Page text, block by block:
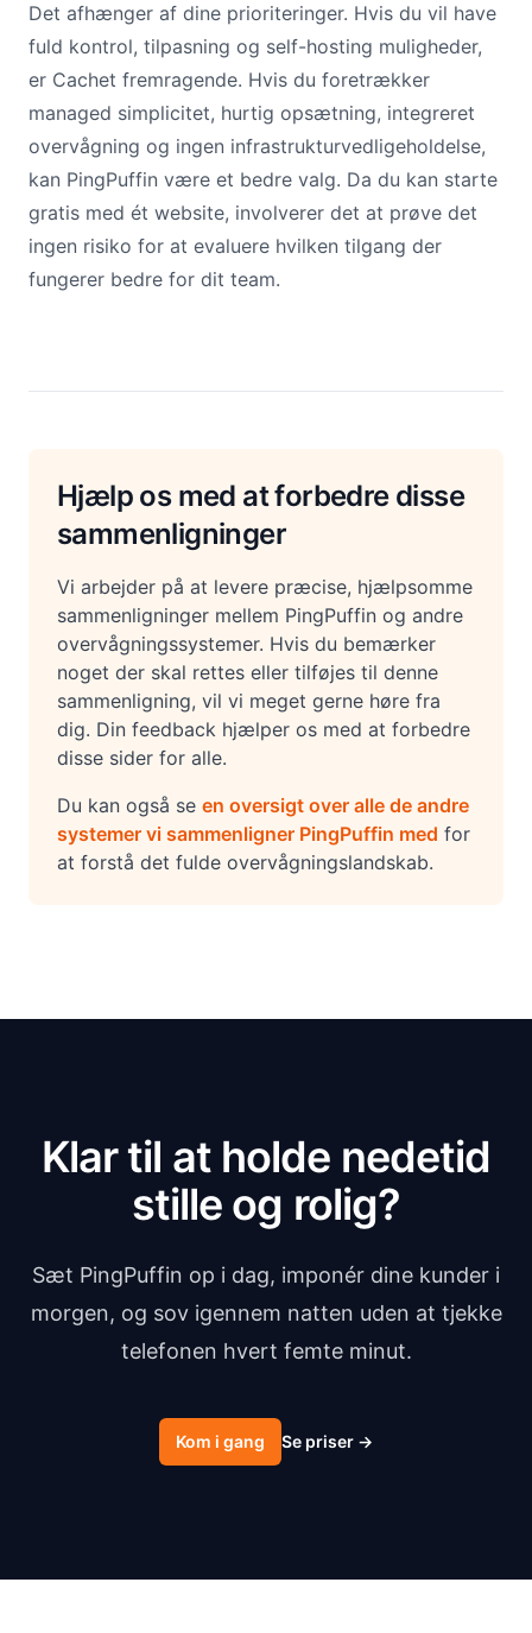
Det afhænger af dine prioriteringer. Hvis du vil have
fuld kontrol, tilpasning og self-hosting muligheder,
er Cachet fremragende. Hvis du foretrækker
managed simplicitet, hurtig opsætning, integreret
overvågning og ingen infrastrukturvedligeholdelse,
kan PingPuffin være et bedre valg. Da du kan starte
gratis med ét website, involverer det at prøve det
ingen risiko for at evaluere hvilken tilgang der
fungerer bedre for dit team.
Hjælp os med at forbedre disse
sammenligninger
Vi arbejder på at levere præcise, hjælpsomme
sammenligninger mellem PingPuffin og andre
overvågningssystemer. Hvis du bemærker
noget der skal rettes eller tilføjes til denne
sammenligning, vil vi meget gerne høre fra
dig. Din feedback hjælper os med at forbedre
disse sider for alle.
Du kan også se en oversigt over alle de andre
systemer vi sammenligner PingPuffin med for
at forstå det fulde overvågningslandskab.
Klar til at holde nedetid
stille og rolig?
Sæt PingPuffin op i dag, imponér dine kunder i
morgen, og sov igennem natten uden at tjekke
telefonen hvert femte minut.
Kom i gang Se priser →